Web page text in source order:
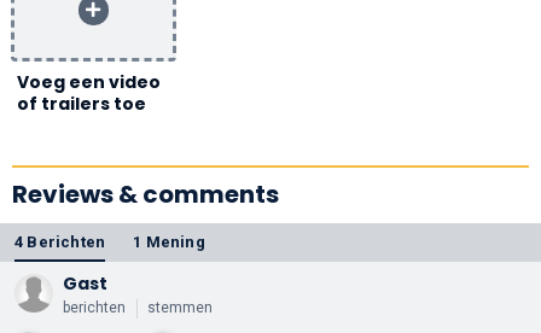
Voeg een video
of trailers toe
Reviews & comments
4 Berichten 1 Mening
Gast
berichten stemmen